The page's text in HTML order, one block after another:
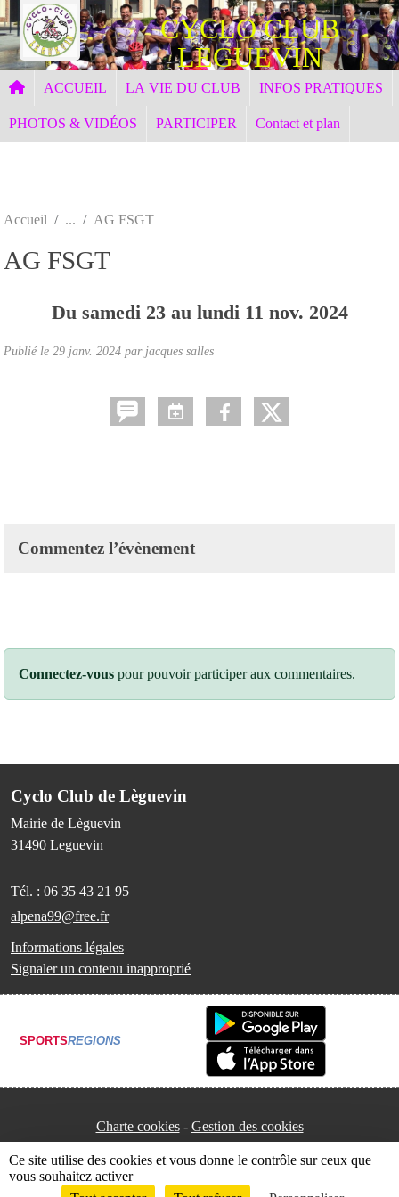
CYCLO CLUB
LEGUEVIN
ACCUEIL LA VIE DU CLUB INFOS PRATIQUES
PHOTOS & VIDÉOS PARTICIPER Contact et plan
Accueil AG FSGT
AG FSGT
Du samedi 23au lundi 11 nov. 2024
Publié le 29 janv. 2024 par jacques salles
Commentez l’évènement
Connectez-vous pour pouvoir participer aux commentaires.
Cyclo Club de Lèguevin
Mairie de Lèguevin
31490 Leguevin
Tél. : 06 35 43 21 95
alpena99@free.fr
Informations légales
Signaler un contenu inapproprié
SPORTSREGIONS
Charte cookies Gestion des cookies
Panneau de gestion des cookies
Ce site utilise des cookies et vous donne le contrôle sur ceux que
vous souhaitez activer